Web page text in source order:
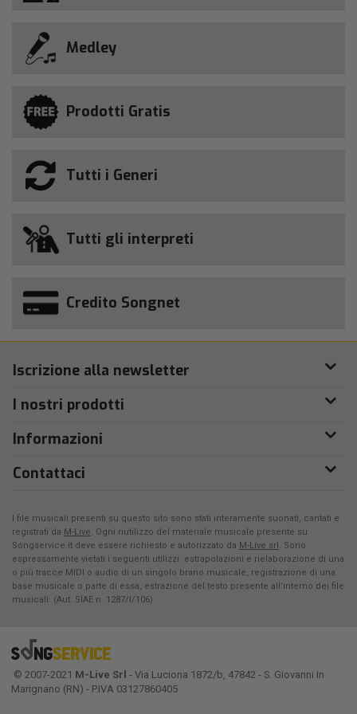
Medley
Prodotti Gratis
Tutti i Generi
Tutti gli interpreti
Credito Songnet
Iscrizione alla newsletter
I nostri prodotti
Informazioni
Contattaci
I file musicali presenti su questo sito sono stati interamente suonati, cantati e
registrati da M-Live. Ogni riutilizzo del materiale musicale presente su
Songservice.it deve essere richiesto e autorizzato da M-Live srl. Sono
espressamente vietati i seguenti utilizzi: estrapolazioni e rielaborazione di una
o più tracce MIDI o audio di un singolo brano musicale, registrazione di una
base musicale o parte di essa, estrazione del testo presente all'interno dei file
musicali. (Aut. SIAE n. 1287/I/106)
© 2007-2021 M-Live Srl - Via Luciona 1872/b, 47842 - S. Giovanni In
Marignano (RN) - P.IVA 03127860405